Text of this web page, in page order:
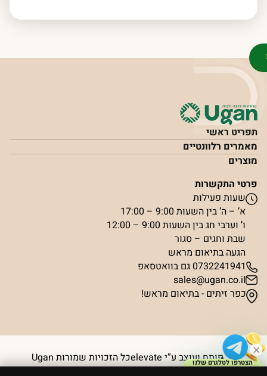
תפריט ראשי
מאמרים רלוונטיים
מוצרים
פרטי התקשרות
שעות פעילות
א’ – ה’ בין השעות 9:00 – 17:00
ו’ וערבי חג בין השעות 9:00 – 12:00
שבת וחגים – סגור
הגעה בתיאום מראש
0732241941 גם בוואטסאפ
sales@ugan.co.il
כפר זיתים - בתיאום מראש!
פותח ועוצב ע”י elevate כל הזכויות שמורות Ugan הצטרפו לטלגרם שלנו